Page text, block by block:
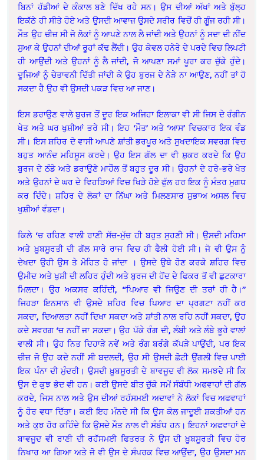
ਬਿਨਾਂ ਹੱਡੀਆਂ ਦੇ ਕੰਕਾਲ ਬਣੇ ਦਿੱਖ ਰਹੇ ਸਨ। ਉਸ ਦੀਆਂ ਅੱਖਾਂ ਅਤੇ ਬੁੱਲ੍ਹ
ਇਕੱਠੇ ਹੀ ਸੀਤੇ ਹੋਏ ਅਤੇ ਉਸਦੀ ਆਵਾਜ਼ ਉਸਦੇ ਸਰੀਰ ਵਿਚੋਂ ਹੀ ਗੂੰਜ ਰਹੀ ਸੀ।
ਮੌਤ ਉਹ ਚੀਜ਼ ਸੀ ਜੋ ਲੋਕਾਂ ਨੂੰ ਆਪਣੇ ਨਾਲ ਲੈ ਜਾਂਦੀ ਅਤੇ ਉਹਨਾਂ ਨੂੰ ਸਦਾ ਦੀ ਨੀਂਦ
ਸੁਆ ਕੇ ਉਹਨਾਂ ਦੀਆਂ ਰੂਹਾਂ ਕੱਢ ਲੈਂਦੀ। ਉਹ ਕੇਵਲ ਹਨੇਰੇ ਦੇ ਪਰਦੇ ਵਿਚ ਲਿਪਟੀ
ਹੀ ਆਉਂਦੀ ਅਤੇ ਉਹਨਾਂ ਨੂੰ ਲੈ ਜਾਂਦੀ, ਜੋ ਆਪਣਾ ਸਮਾਂ ਪੂਰਾ ਕਰ ਚੁੱਕੇ ਹੁੰਦੇ।
ਦੂਜਿਆਂ ਨੂੰ ਚੇਤਾਵਨੀ ਦਿੱਤੀ ਜਾਂਦੀ ਕੇ ਉਹ ਬੁਰਜ ਦੇ ਨੇੜੇ ਨਾ ਆਉਣ, ਨਹੀਂ ਤਾਂ ਹੋ
ਸਕਦਾ ਹੈ ਉਹ ਵੀ ਉਸਦੀ ਪਕੜ ਵਿਚ ਆ ਜਾਣ।
ਇਸ ਡਰਾਉਣ ਵਾਲੇ ਬੁਰਜ ਤੋਂ ਦੂਰ ਇਕ ਅਜਿਹਾ ਇਲਾਕਾ ਵੀ ਸੀ ਜਿਸ ਦੇ ਰੰਗੀਨ
ਖੇਤ ਅਤੇ ਘਰ ਖੁਸ਼ੀਆਂ ਭਰੇ ਸੀ। ਇਹ ‘ਮੌਤ’ ਅਤੇ ‘ਆਸ’ ਵਿਚਕਾਰ ਇਕ ਵੰਡ
ਸੀ। ਇਸ ਸ਼ਹਿਰ ਦੇ ਵਾਸੀ ਆਪਣੇ ਸ਼ਾਂਤੀ ਭਰਪੂਰ ਅਤੇ ਸੁਖਦਾਇਕ ਸਵਰਗ ਵਿਚ
ਬਹੁਤ ਆਨੰਦ ਮਹਿਸੂਸ ਕਰਦੇ। ਉਹ ਇਸ ਗੱਲ ਦਾ ਵੀ ਸ਼ੁਕਰ ਕਰਦੇ ਕਿ ਉਹ
ਬੁਰਜ ਦੇ ਠੰਡੇ ਅਤੇ ਡਰਾਉਣੇ ਮਾਹੌਲ ਤੋਂ ਬਹੁਤ ਦੂਰ ਸੀ। ਉਹਨਾਂ ਦੇ ਹਰੇ-ਭਰੇ ਖੇਤ
ਅਤੇ ਉਹਨਾਂ ਦੇ ਘਰ ਦੇ ਵਿਹੜਿਆਂ ਵਿਚ ਖਿੜੇ ਹੋਏ ਫੁੱਲ ਹਰ ਇਕ ਨੂੰ ਮੰਤਰ ਮੁਗਧ
ਕਰ ਦਿੰਦੇ। ਸ਼ਹਿਰ ਦੇ ਲੋਕਾਂ ਦਾ ਨਿੱਘਾ ਅਤੇ ਮਿਲਣਸਾਰ ਸੁਭਾਅ ਅਸਲ ਵਿਚ
ਖੁਸ਼ੀਆਂ ਵੰਡਦਾ।
ਕਿਲੇ ‘ਚ ਰਹਿਣ ਵਾਲੀ ਰਾਣੀ ਸੱਚ-ਮੁੱਚ ਹੀ ਬਹੁਤ ਸੁਹਣੀ ਸੀ। ਉਸਦੀ ਮਹਿਮਾ
ਅਤੇ ਖ਼ੂਬਸੂਰਤੀ ਦੀ ਗੱਲ ਸਾਰੇ ਰਾਜ ਵਿਚ ਹੀ ਫੈਲੀ ਹੋਈ ਸੀ। ਜੋ ਵੀ ਉਸ ਨੂੰ
ਦੇਖਦਾ ਉਹੀ ਉਸ ਤੇ ਮੋਹਿਤ ਹੋ ਜਾਂਦਾ । ਉਸਦੇ ਉਥੇ ਹੋਣ ਕਰਕੇ ਸ਼ਹਿਰ ਵਿਚ
ਉਮੀਦ ਅਤੇ ਖੁਸ਼ੀ ਦੀ ਲਹਿਰ ਹੁੰਦੀ ਅਤੇ ਬੁਰਜ ਦੀ ਹੋਂਦ ਦੇ ਫਿਕਰ ਤੋਂ ਵੀ ਛੁਟਕਾਰਾ
ਮਿਲਦਾ। ਉਹ ਅਕਸਰ ਕਹਿੰਦੀ, “ਪਿਆਰ ਵੀ ਜਿਉਣ ਦੀ ਤਰਾਂ ਹੀ ਹੈ।”
ਜਿਹੜਾ ਇਨਸਾਨ ਵੀ ਉਸਦੇ ਸ਼ਹਿਰ ਵਿਚ ਪਿਆਰ ਦਾ ਪ੍ਰਗਟਾ ਨਹੀਂ ਕਰ
ਸਕਦਾ, ਦਿਆਲਤਾ ਨਹੀਂ ਦਿਖਾ ਸਕਦਾ ਅਤੇ ਸ਼ਾਂਤੀ ਨਾਲ ਰਹਿ ਨਹੀਂ ਸਕਦਾ, ਉਹ
ਕਦੇ ਸਵਰਗ ‘ਚ ਨਹੀਂ ਜਾ ਸਕਦਾ। ਉਹ ਪੱਕੇ ਰੰਗ ਦੀ, ਲੰਬੀ ਅਤੇ ਲੰਬੇ ਭੂਰੇ ਵਾਲਾਂ
ਵਾਲੀ ਸੀ। ਉਹ ਨਿਤ ਦਿਹਾੜੇ ਨਵੇਂ ਅਤੇ ਰੰਗ ਬਰੰਗੇ ਕੱਪੜੇ ਪਾਉਂਦੀ, ਪਰ ਇਕ
ਚੀਜ਼ ਜੋ ਉਹ ਕਦੇ ਨਹੀਂ ਸੀ ਬਦਲਦੀ, ਉਹ ਸੀ ਉਸਦੀ ਛੋਟੀ ਉਂਗਲੀ ਵਿਚ ਪਾਈ
ਇਕ ਪੰਨਾ ਦੀ ਮੁੰਦਰੀ। ਉਸਦੀ ਖ਼ੂਬਸੂਰਤੀ ਦੇ ਬਾਵਜੂਦ ਵੀ ਲੋਕ ਸਮਝਦੇ ਸੀ ਕਿ
ਉਸ ਦੇ ਕੁਝ ਭੇਦ ਵੀ ਹਨ। ਕਈ ਉਸਦੇ ਬੀਤ ਚੁੱਕੇ ਸਮੇਂ ਸੰਬੰਧੀ ਅਫਵਾਹਾਂ ਦੀ ਗੱਲ
ਕਰਦੇ, ਜਿਸ ਨਾਲ ਅਤੇ ਉਸ ਦੀਆਂ ਰਹੱਸਮਈ ਅਦਾਵਾਂ ਨੇ ਲੋਕਾਂ ਵਿਚ ਅਫਵਾਹਾਂ
ਨੂੰ ਹੋਰ ਵਧਾ ਦਿੱਤਾ। ਕਈ ਇਹ ਮੰਨਦੇ ਸੀ ਕਿ ਉਸ ਕੋਲ ਜਾਦੂਈ ਸ਼ਕਤੀਆਂ ਹਨ
ਅਤੇ ਕੁਝ ਹੋਰ ਕਹਿੰਦੇ ਕਿ ਉਸਦੇ ਮੌਤ ਨਾਲ ਵੀ ਸੰਬੰਧ ਹਨ। ਇਹਨਾਂ ਅਫਵਾਹਾਂ ਦੇ
ਬਾਵਜੂਦ ਵੀ ਰਾਣੀ ਦੀ ਰਹੱਸਮਈ ਫਿਤਰਤ ਨੇ ਉਸ ਦੀ ਖ਼ੂਬਸੂਰਤੀ ਵਿਚ ਹੋਰ
ਨਿਖਾਰ ਆ ਗਿਆ ਅਤੇ ਜੋ ਵੀ ਉਸ ਦੇ ਸੰਪਰਕ ਵਿਚ ਆਉਂਦਾ, ਉਹ ਉਸਦਾ ਮਨ